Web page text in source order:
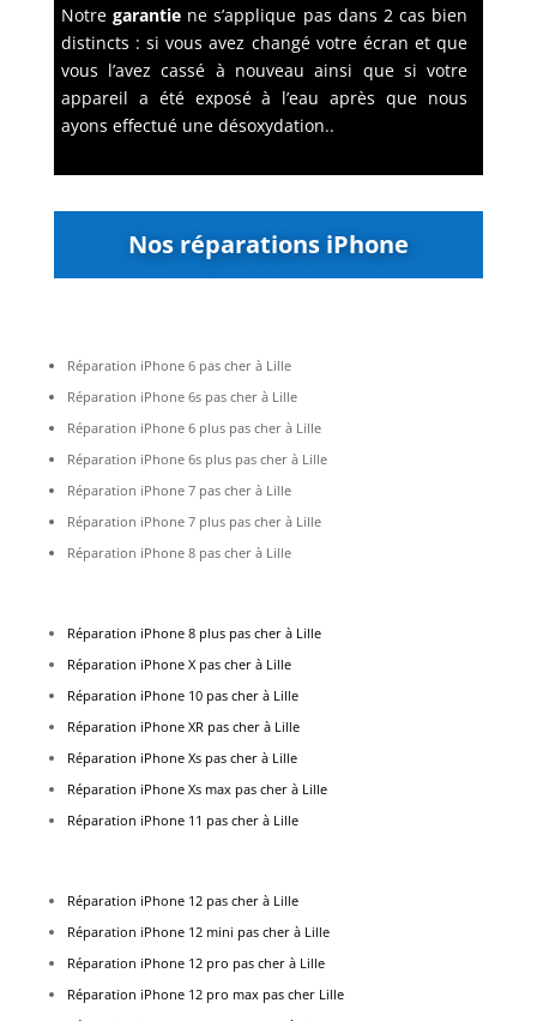
Notre garantiene s’applique pas dans 2 cas bien
distincts : si vous avez changé votre écran et que
vous l’avez cassé à nouveau ainsi que si votre
appareil a été exposé à l’eau après que nous
ayons effectué une désoxydation..
Nos réparations iPhone
Réparation iPhone 6 pas cher à Lille
Réparation iPhone 6s pas cher à Lille
Réparation iPhone 6 plus pas cher à Lille
Réparation iPhone 6s plus pas cher à Lille
Réparation iPhone 7 pas cher à Lille
Réparation iPhone 7 plus pas cher à Lille
Réparation iPhone 8 pas cher à Lille
Réparation iPhone 8 plus pas cher à Lille
Réparation iPhone X pas cher à Lille
Réparation iPhone 10 pas cher à Lille
Réparation iPhone XR pas cher à Lille
Réparation iPhone Xs pas cher à Lille
Réparation iPhone Xs max pas cher à Lille
Réparation iPhone 11 pas cher à Lille
Réparation iPhone 12 pas cher à Lille
Réparation iPhone 12 mini pas cher à Lille
Réparation iPhone 12 pro pas cher à Lille
Réparation iPhone 12 pro max pas cher Lille